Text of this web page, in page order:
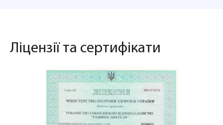
Ліцензії та сертифікати